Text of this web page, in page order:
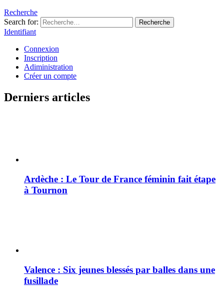
Recherche
Search for:
Recherche
Identifiant
Connexion
Inscription
Adiministration
Créer un compte
Derniers articles
Ardèche : Le Tour de France féminin fait étape
à Tournon
Valence : Six jeunes blessés par balles dans une
fusillade